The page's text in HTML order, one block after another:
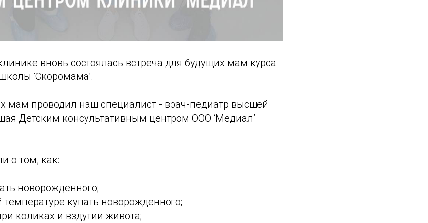
вновь состоялась встреча для будущих мам курса
‘Скоромама’.
мам проводил наш специалист - врач-педиатр высшей
Детским консультативным центром ООО ‘Медиал’
о том, как:
новорождённого;
температуре купать новорожденного;
коликах и вздутии живота;